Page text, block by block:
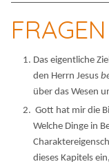
FRAGEN
Das eigentliche
den Herrn Jesus
über das Wesen
Gott hat mir die
Welche Dinge in
dieses Kapitels